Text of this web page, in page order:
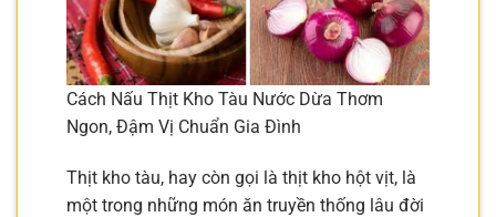
Cách Nấu Thịt Kho Tàu Nước Dừa Thơm
Ngon, Đậm Vị Chuẩn Gia Đình
Thịt kho tàu, hay còn gọi là thịt kho hột vịt, là
một trong những món ăn truyền thống lâu đời